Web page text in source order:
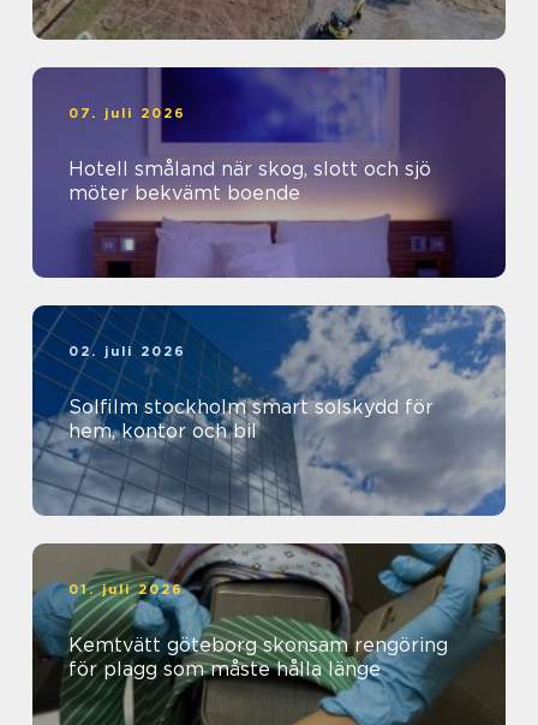
07. juli 2026
Hotell småland när skog, slott och sjö
möter bekvämt boende
02. juli 2026
Solfilm stockholm smart solskydd för
hem, kontor och bil
01. juli 2026
Kemtvätt göteborg skonsam rengöring
för plagg som måste hålla länge